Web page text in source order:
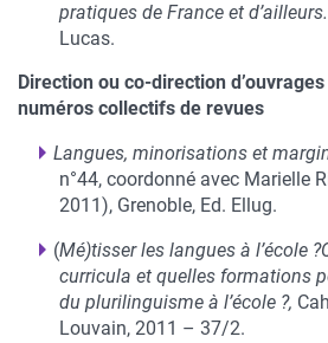
pratiques de France et d’ailleurs.
Lucas.
Direction ou co-direction
numéros collectifs de revues
Langues, minorisations et
n°44, coordonné avec Marielle
2011), Grenoble, Ed. Ellug.
(Mé)tisser les langues à l’école
curricula et quelles formations
du plurilinguisme à l’école ?,
Louvain, 2011 – 37/2.